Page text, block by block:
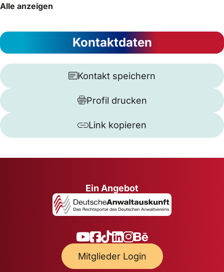
Alle anzeigen
Kontaktdaten
Kontakt speichern
Profil drucken
Link kopieren
Ein Angebot
Mitglieder Login